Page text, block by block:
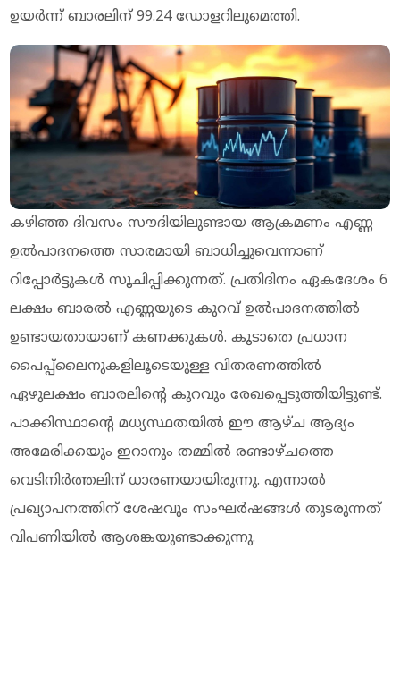
ഉയര്‍ന്ന് ബാരലിന് 99.24 ഡോളറിലുമെത്തി.
കഴിഞ്ഞ ദിവസം സൗദിയിലുണ്ടായ ആക്രമണം എണ്ണ
ഉല്‍പാദനത്തെ സാരമായി ബാധിച്ചുവെന്നാണ്
റിപ്പോര്‍ട്ടുകള്‍ സൂചിപ്പിക്കുന്നത്. പ്രതിദിനം ഏകദേശം 6
ലക്ഷം ബാരല്‍ എണ്ണയുടെ കുറവ് ഉല്‍പാദനത്തില്‍
ഉണ്ടായതായാണ് കണക്കുകള്‍. കൂടാതെ പ്രധാന
പൈപ്പ്ലൈനുകളിലൂടെയുള്ള വിതരണത്തില്‍
ഏഴുലക്ഷം ബാരലിന്റെ കുറവും രേഖപ്പെടുത്തിയിട്ടുണ്ട്.
പാക്കിസ്ഥാന്റെ മധ്യസ്ഥതയില്‍ ഈ ആഴ്ച ആദ്യം
അമേരിക്കയും ഇറാനും തമ്മില്‍ രണ്ടാഴ്ചത്തെ
വെടിനിര്‍ത്തലിന് ധാരണയായിരുന്നു. എന്നാല്‍
പ്രഖ്യാപനത്തിന് ശേഷവും സംഘര്‍ഷങ്ങള്‍ തുടരുന്നത്
വിപണിയില്‍ ആശങ്കയുണ്ടാക്കുന്നു.